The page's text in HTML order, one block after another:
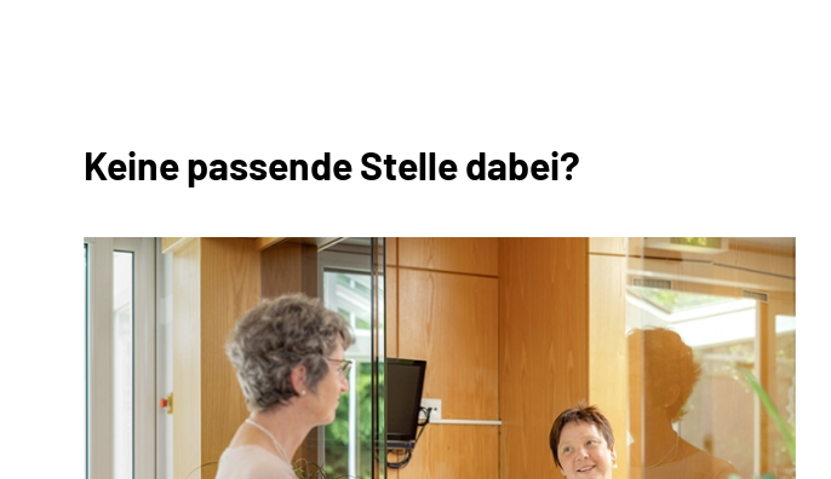
Keine passende Stelle dabei?